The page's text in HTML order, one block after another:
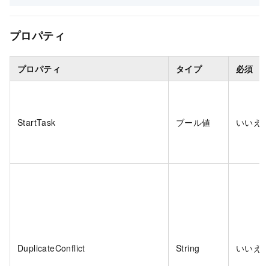
プロパティ
プロパティ タイプ 必須
StartTask ブール値 いいえ
DuplicateConflict String いいえ